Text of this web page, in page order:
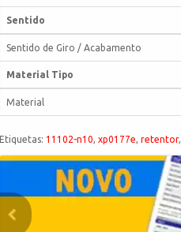
Sentido
Sentido de Giro / Acabamento
Material Tipo
Material
Etiquetas: 11102-n10, xp0177e, retentor,